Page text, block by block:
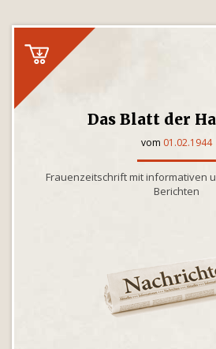
Das Blatt der
vom 01.02.1944
Frauenzeitschrift mit informativen
Berichten